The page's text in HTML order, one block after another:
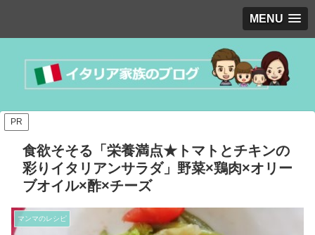
MENU
PR
食欲そそる「栄養満点★トマトとチキンの
彩りイタリアンサラダ」野菜×鶏肉×オリー
ブオイル×酢×チーズ
マンマのレシピ